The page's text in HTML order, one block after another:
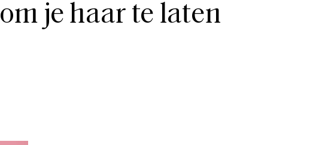
je haar te laten